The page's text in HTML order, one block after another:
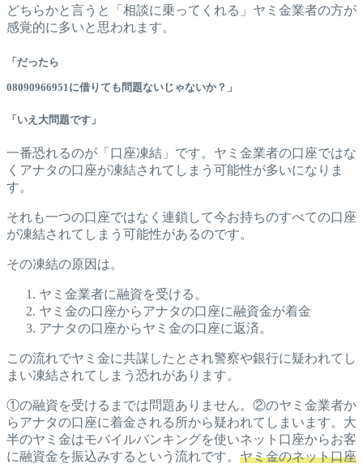
どちらかと言うと「相談に乗ってくれる」ヤミ金業者の方が
感覚的に多いと思われます。
「だったら
08090966951に借りても問題ないじゃないか？」
「いえ大問題です」
一番恐れるのが「口座凍結」です。ヤミ金業者の口座ではな
くアナタの口座が凍結されてしまう可能性が多いになりま
す。
それも一つの口座ではなく連鎖して今お持ちのすべての口座
が凍結されてしまう可能性があるのです。
その凍結の原因は。
ヤミ金業者に融資を受ける。
ヤミ金の口座からアナタの口座に融資金が着金
アナタの口座からヤミ金の口座に返済。
この流れでヤミ金に共謀したとされ警察や銀行に疑われてし
まい凍結されてしまう恐れがあります。
①の融資を受けるまでは問題ありません。②のヤミ金業者か
らアナタの口座に着金される所から疑われてしまいます。大
半のヤミ金はモバイルバンキングを使いネット口座からお客
に融資金を振込みするという流れです。 ヤミ金のネット口座